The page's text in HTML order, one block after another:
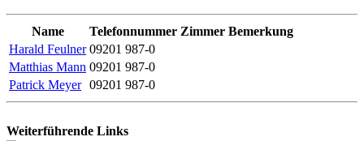
Name Telefonnummer Zimmer Bemerkung
Harald Feulner 09201 987-0
Matthias Mann 09201 987-0
Patrick Meyer 09201 987-0
Weiterführende Links